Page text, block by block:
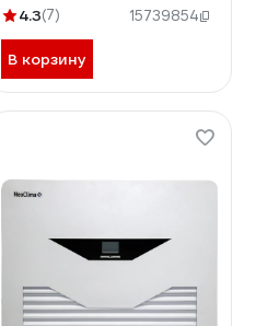
4.3(7) 15739854
В корзину